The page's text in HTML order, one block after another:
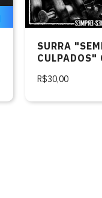
SURRA
CULPADOS"
R$30,00